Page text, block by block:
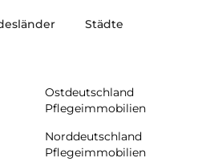
Städte
Ostdeutschland
Pflegeimmobilien
Norddeutschland
Pflegeimmobilien